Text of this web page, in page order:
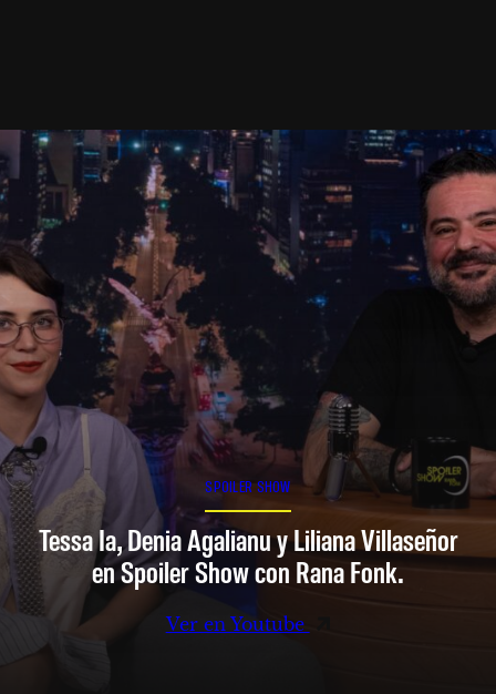
SPOILER SHOW
Tessa Ia, Denia Agalianu y Liliana Villaseñor
en Spoiler Show con Rana Fonk.
Ver en Youtube